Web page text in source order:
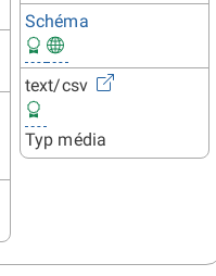
Schéma
text/csv
Typ média